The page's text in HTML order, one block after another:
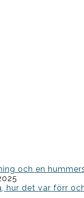
och en
hur det var förr